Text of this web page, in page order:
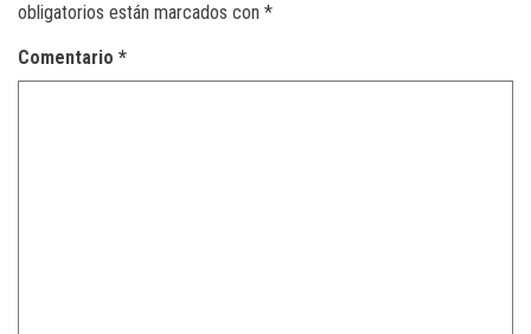
obligatorios están marcados con *
Comentario *